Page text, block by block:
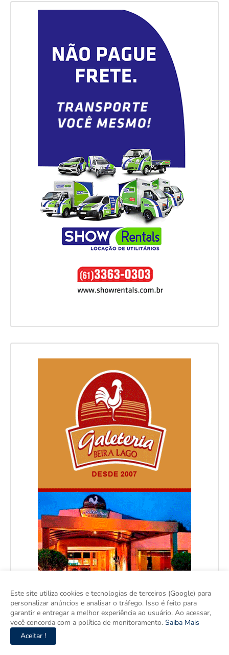
Este site utiliza cookies e tecnologias de terceiros (Google) para
personalizar anúncios e analisar o tráfego. Isso é feito para
garantir e entregar a melhor experiência ao usuário. Ao acessar,
você concorda com a política de monitoramento. Saiba Mais
Aceitar !